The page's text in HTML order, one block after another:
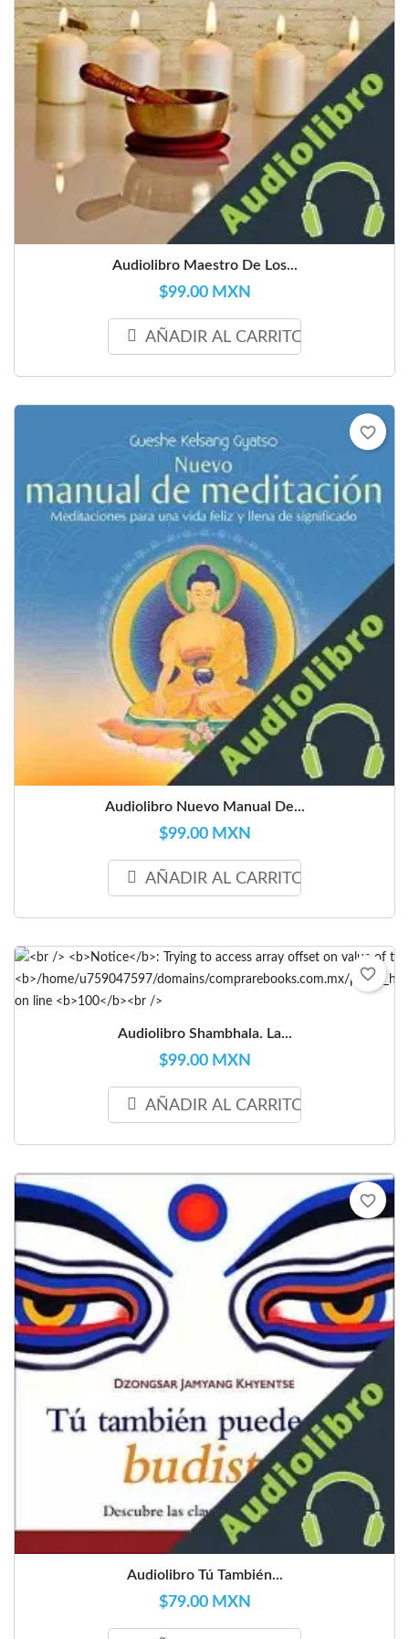
Audiolibro Maestro De Los...
$99.00 MXN
AÑADIR AL CARRITO
Audiolibro Nuevo Manual De...
$99.00 MXN
AÑADIR AL CARRITO
favorite_border
Audiolibro Shambhala. La...
$99.00 MXN
AÑADIR AL CARRITO
favorite_border
Audiolibro Tú También...
$79.00 MXN
favorite_border